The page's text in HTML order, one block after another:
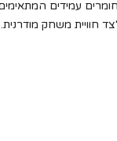
עמידים
חוויית משחק מודרנית.